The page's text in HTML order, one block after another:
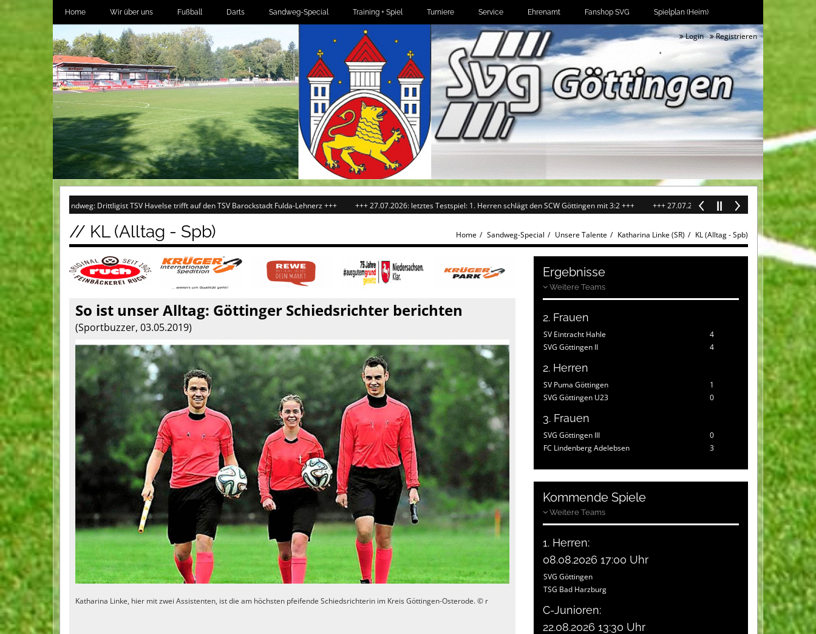
Home Wir über uns Fußball Darts Sandweg-Special Training + Spiel Turniere Service Ehrenamt Fanshop SVG Spielplan (Heim)
Login Registrieren
Sandweg: Drittligist TSV Havelse trifft auf den TSV Barockstadt Fulda-Lehnerz +++ +++ 27.07.2026: letztes Testspiel: 1. Herren schlägt den SCW Göttingen mit 3:2 +++ +++ 27.07.2026: Oberliga-Frauen im Test erfolgreich 5:2 gegen
// KL (Alltag - Spb) Home Sandweg-Special Unsere Talente Katharina Linke (SR) KL (Alltag - Spb)
So ist unser Alltag: Göttinger Schiedsrichter berichten
(Sportbuzzer, 03.05.2019)
Katharina Linke, hier mit zwei Assistenten, ist die am höchsten pfeifende Schiedsrichterin im Kreis Göttingen-Osterode. © r
Ergebnisse
Weitere Teams
2. Frauen
SV Eintracht Hahle
4
SVG Göttingen II
4
2. Herren
SV Puma Göttingen
1
SVG Göttingen U23
0
3. Frauen
SVG Göttingen III
0
FC Lindenberg Adelebsen
3
Kommende Spiele
Weitere Teams
1. Herren:
08.08.2026 17:00 Uhr
SVG Göttingen
TSG Bad Harzburg
C-Junioren:
22.08.2026 13:30 Uhr